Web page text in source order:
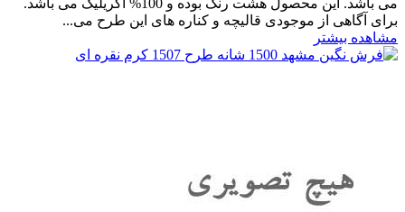
می باشد. این محصول هشت رنگ بوده و 100% اکریلیک می باشد.
برای آگاهی از موجودی قالیچه و کناره های این طرح می...
مشاهده بیشتر